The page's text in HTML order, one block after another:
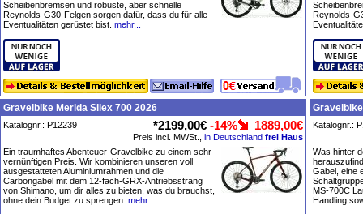
Scheibenbremsen und robuste, aber schnelle
Reynolds-G30-Felgen sorgen dafür, dass du für alle
Eventualitäten gerüstet bist. mehr...
Reynolds-
Gravelbike Merida Silex 700 2026
Katalognr.: P12239 *2199,00€ -14% 1889,00€
Preis incl. MWSt., in Deutschland frei Haus
Ein traumhaftes Abenteuer-Gravelbike zu einem sehr
vernünftigen Preis. Wir kombinieren unseren voll
ausgestatteten Aluminiumrahmen und die
Carbongabel mit dem 12-fach-GRX-Antriebsstrang
von Shimano, um dir alles zu bieten, was du brauchst,
ohne dein Budget zu sprengen. mehr...
Katalognr.:
Was hinter
Gabel, eine
MS-700C
Handling